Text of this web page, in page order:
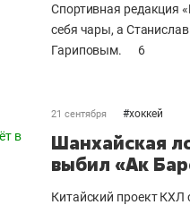
Спортивная редакция
себя чары, а
Гариповым.
6
21 сентября #хоккей
Шанхайская
выбил «Ак
Китайский проект КХЛ